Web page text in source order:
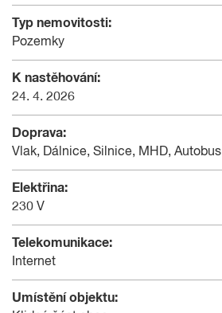
Typ nemovitosti:
Pozemky
K nastěhování:
24. 4. 2026
Doprava:
Vlak, Dálnice, Silnice, MHD, Autobus
Elektřina:
230 V
Telekomunikace:
Internet
Umístění objektu: